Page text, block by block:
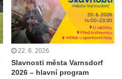
22. 6. 2026
Slavnosti města Varnsdorf
2026 – hlavní program